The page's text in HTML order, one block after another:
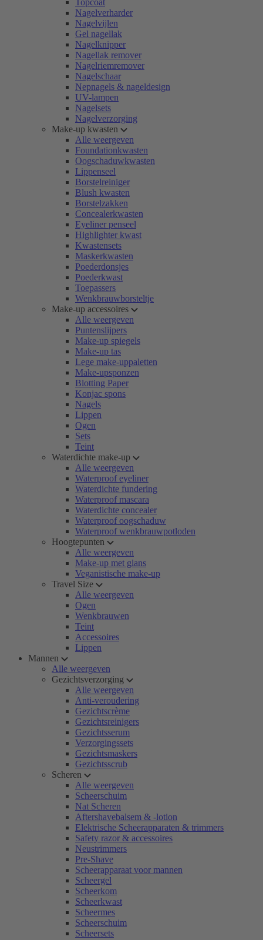
Topcoat
Nagelverharder
Nagelvijlen
Gel nagellak
Nagelknipper
Nagellak remover
Nagelriemremover
Nagelschaar
Nepnagels & nageldesign
UV-lampen
Nagelsets
Nagelverzorging
Make-up kwasten
Alle weergeven
Foundationkwasten
Oogschaduwkwasten
Lippenseel
Borstelreiniger
Blush kwasten
Borstelzakken
Concealerkwasten
Eyeliner penseel
Highlighter kwast
Kwastensets
Maskerkwasten
Poederdonsjes
Poederkwast
Toepassers
Wenkbrauwborsteltje
Make-up accessoires
Alle weergeven
Puntenslijpers
Make-up spiegels
Make-up tas
Lege make-uppaletten
Make-upsponzen
Blotting Paper
Konjac spons
Nagels
Lippen
Ogen
Sets
Teint
Waterdichte make-up
Alle weergeven
Waterproof eyeliner
Waterdichte fundering
Waterproof mascara
Waterdichte concealer
Waterproof oogschaduw
Waterproof wenkbrauwpotloden
Hoogtepunten
Alle weergeven
Make-up met glans
Veganistische make-up
Travel Size
Alle weergeven
Ogen
Wenkbrauwen
Teint
Accessoires
Lippen
Mannen
Alle weergeven
Gezichtsverzorging
Alle weergeven
Anti-veroudering
Gezichtscrème
Gezichtsreinigers
Gezichtsserum
Verzorgingssets
Gezichtsmaskers
Gezichtsscrub
Scheren
Alle weergeven
Scheerschuim
Nat Scheren
Aftershavebalsem & -lotion
Elektrische Scheerapparaten & trimmers
Safety razor & accessoires
Neustrimmers
Pre-Shave
Scheerapparaat voor mannen
Scheergel
Scheerkom
Scheerkwast
Scheermes
Scheerschuim
Scheersets